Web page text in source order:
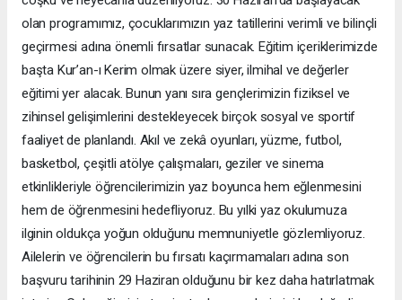
olan programımız, çocuklarımızın yaz tatillerini verimli ve bilinçli
geçirmesi adına önemli fırsatlar sunacak. Eğitim içeriklerimizde
başta Kur’an-ı Kerim olmak üzere siyer, ilmihal ve değerler
eğitimi yer alacak. Bunun yanı sıra gençlerimizin fiziksel ve
zihinsel gelişimlerini destekleyecek birçok sosyal ve sportif
faaliyet de planlandı. Akıl ve zekâ oyunları, yüzme, futbol,
basketbol, çeşitli atölye çalışmaları, geziler ve sinema
etkinlikleriyle öğrencilerimizin yaz boyunca hem eğlenmesini
hem de öğrenmesini hedefliyoruz. Bu yılki yaz okulumuza
ilginin oldukça yoğun olduğunu memnuniyetle gözlemliyoruz.
Ailelerin ve öğrencilerin bu fırsatı kaçırmamaları adına son
başvuru tarihinin 29 Haziran olduğunu bir kez daha hatırlatmak